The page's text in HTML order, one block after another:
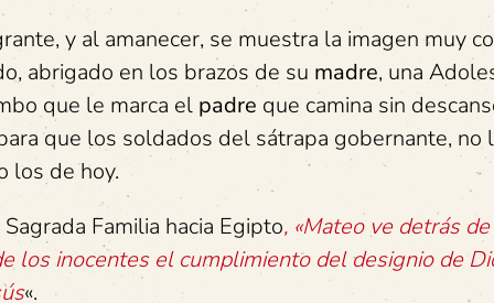
y al amanecer, se muestra la imagen muy
abrigado en los brazos de su madre, una
que le marca el padre que camina sin
que los soldados del sátrapa gobernante, no
los de hoy.
Familia hacia Egipto, «Mateo ve detrás
los inocentes el cumplimiento del designio de
«.